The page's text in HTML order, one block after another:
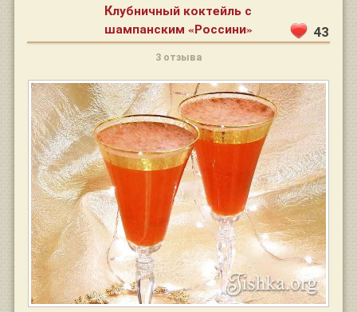
Клубничный коктейль с
шампанским «Россини» 43
3 отзыва